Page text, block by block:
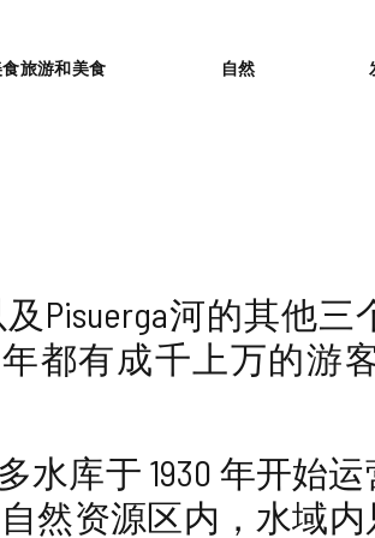
旅游和美食 自然
Pisuerga河的其他
都有成千上万的游
水库于 1930 年开始
然资源区内，水域